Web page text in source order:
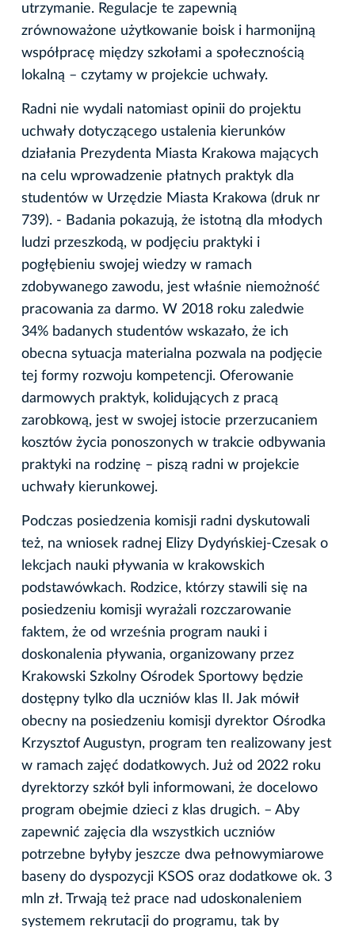
utrzymanie. Regulacje te zapewnią
zrównoważone użytkowanie boisk i harmonijną
współpracę między szkołami a społecznością
lokalną – czytamy w projekcie uchwały.
Radni nie wydali natomiast opinii do projektu
uchwały dotyczącego ustalenia kierunków
działania Prezydenta Miasta Krakowa mających
na celu wprowadzenie płatnych praktyk dla
studentów w Urzędzie Miasta Krakowa (druk nr
739). - Badania pokazują, że istotną dla młodych
ludzi przeszkodą, w podjęciu praktyki i
pogłębieniu swojej wiedzy w ramach
zdobywanego zawodu, jest właśnie niemożność
pracowania za darmo. W 2018 roku zaledwie
34% badanych studentów wskazało, że ich
obecna sytuacja materialna pozwala na podjęcie
tej formy rozwoju kompetencji. Oferowanie
darmowych praktyk, kolidujących z pracą
zarobkową, jest w swojej istocie przerzucaniem
kosztów życia ponoszonych w trakcie odbywania
praktyki na rodzinę – piszą radni w projekcie
uchwały kierunkowej.
Podczas posiedzenia komisji radni dyskutowali
też, na wniosek radnej Elizy Dydyńskiej-Czesak o
lekcjach nauki pływania w krakowskich
podstawówkach. Rodzice, którzy stawili się na
posiedzeniu komisji wyrażali rozczarowanie
faktem, że od września program nauki i
doskonalenia pływania, organizowany przez
Krakowski Szkolny Ośrodek Sportowy będzie
dostępny tylko dla uczniów klas II. Jak mówił
obecny na posiedzeniu komisji dyrektor Ośrodka
Krzysztof Augustyn, program ten realizowany jest
w ramach zajęć dodatkowych. Już od 2022 roku
dyrektorzy szkół byli informowani, że docelowo
program obejmie dzieci z klas drugich. – Aby
zapewnić zajęcia dla wszystkich uczniów
potrzebne byłyby jeszcze dwa pełnowymiarowe
baseny do dyspozycji KSOS oraz dodatkowe ok. 3
mln zł. Trwają też prace nad udoskonaleniem
systemem rekrutacji do programu, tak by